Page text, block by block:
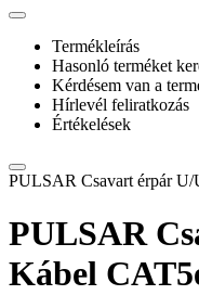
Termékleírás
Hasonló terméket
Kérdésem van a
Hírlevél feliratkozás
Értékelések
PULSAR Csavart érpár
PULSAR
Kábel